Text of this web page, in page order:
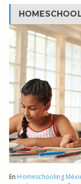
En Homeschooling